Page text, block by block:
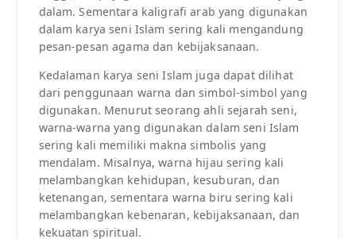
dalam. Sementara kaligrafi arab yang digunakan
dalam karya seni Islam sering kali mengandung
pesan-pesan agama dan kebijaksanaan.
Kedalaman karya seni Islam juga dapat dilihat
dari penggunaan warna dan simbol-simbol yang
digunakan. Menurut seorang ahli sejarah seni,
warna-warna yang digunakan dalam seni Islam
sering kali memiliki makna simbolis yang
mendalam. Misalnya, warna hijau sering kali
melambangkan kehidupan, kesuburan, dan
ketenangan, sementara warna biru sering kali
melambangkan kebenaran, kebijaksanaan, dan
kekuatan spiritual.